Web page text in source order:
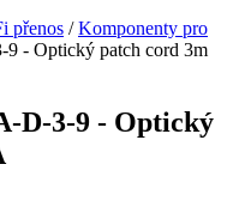
přenos / Komponenty pro
- Optický patch cord 3m
D-3-9 - Optický